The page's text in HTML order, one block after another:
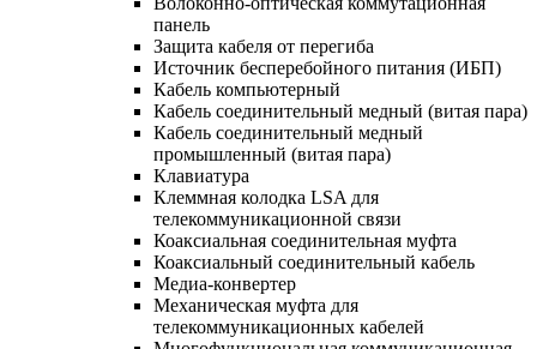
панель
Защита кабеля от перегиба
Источник бесперебойного питания (ИБП)
Кабель компьютерный
Кабель соединительный медный (витая пара)
Кабель соединительный медный
промышленный (витая пара)
Клавиатура
Клеммная колодка LSA для
телекоммуникационной связи
Коаксиальная соединительная муфта
Коаксиальный соединительный кабель
Медиа-конвертер
Механическая муфта для
телекоммуникационных кабелей